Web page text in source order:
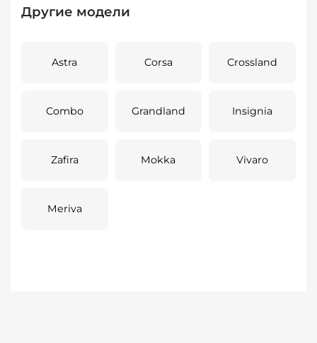
Другие модели
Astra Corsa Crossland
Combo Grandland Insignia
Zafira Mokka Vivaro
Meriva